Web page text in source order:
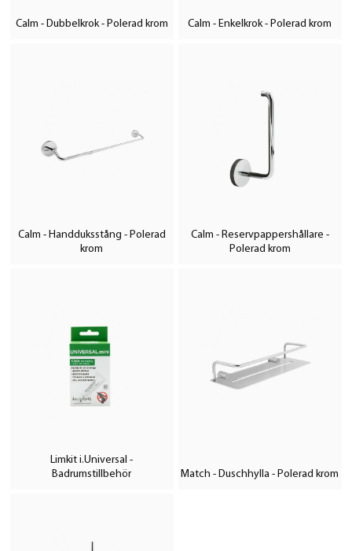
Calm - Dubbelkrok - Polerad krom Calm - Enkelkrok - Polerad krom
Calm - Handduksstång - Polerad
krom
Calm - Reservpappershållare -
Polerad krom
Limkit i.Universal -
Badrumstillbehör
Match - Duschhylla - Polerad krom